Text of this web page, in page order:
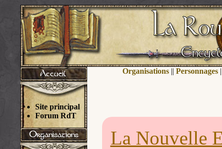
Site principal
Forum RdT
Organisations|| Personnages
La Nouvelle